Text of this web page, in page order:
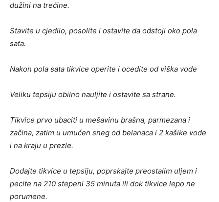
dužini na trećine.
Stavite u cjedilo, posolite i ostavite da odstoji oko pola
sata.
Nakon pola sata tikvice operite i ocedite od viška vode
Veliku tepsiju obilno nauljite i ostavite sa strane.
Tikvice prvo ubaciti u mešavinu brašna, parmezana i
začina, zatim u umućen sneg od belanaca i 2 kašike vode
i na kraju u prezle.
Dodajte tikvice u tepsiju, poprskajte preostalim uljem i
pecite na 210 stepeni 35 minuta ili dok tikvice lepo ne
porumene.